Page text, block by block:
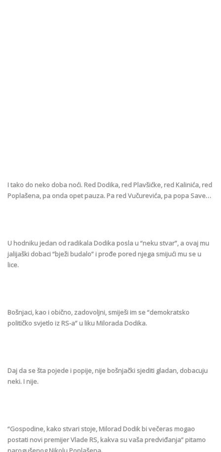
I tako do neko doba noći. Red Dodika, red Plavšićke, red Kalinića, red
Poplašena, pa onda opet pauza. Pa red Vučurevića, pa popa Save…
U hodniku jedan od radikala Dodika posla u “neku stvar”, a ovaj mu
jalijaški dobaci “bježi budalo” i prođe pored njega smijući mu se u
lice.
Bošnjaci, kao i obično, zadovoljni, smiješi im se “demokratsko
političko svjetlo iz RS-a” u liku Milorada Dodika.
Daj da se šta pojede i popije, nije bošnjački sjediti gladan, dobacuju
neki. I nije.
“Gospodine, kako stvari stoje, Milorad Dodik bi večeras mogao
postati novi premijer Vlade RS, kakva su vaša predviđanja” pitamo